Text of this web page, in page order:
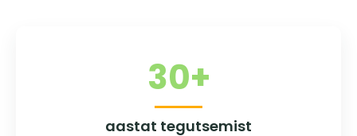
30+
aastat tegutsemist